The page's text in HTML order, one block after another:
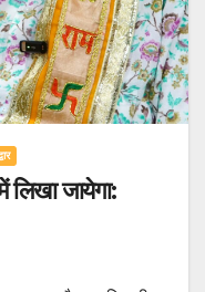
लिखा जायेगा: